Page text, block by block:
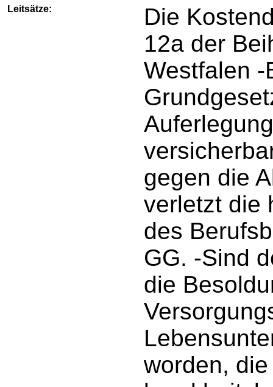
Leitsätze:
Die
12a der
Westfalen -
gegen die
verletzt die
des
GG. -Sind
die
worden,